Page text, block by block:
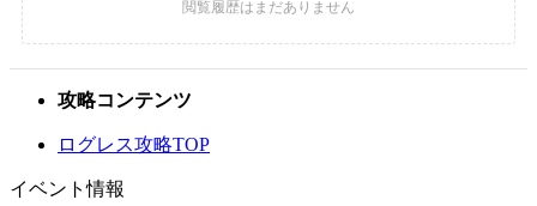
攻略コンテンツ
ログレス攻略TOP
イベント情報